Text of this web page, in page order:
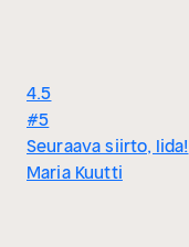
4.5
#5
Seuraava siirto, Iida!
Maria Kuutti